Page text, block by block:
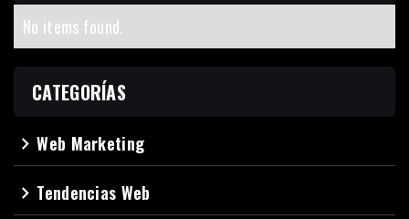
No items found.
CATEGORÍAS
navigate_nextWeb Marketing
navigate_next Tendencias Web